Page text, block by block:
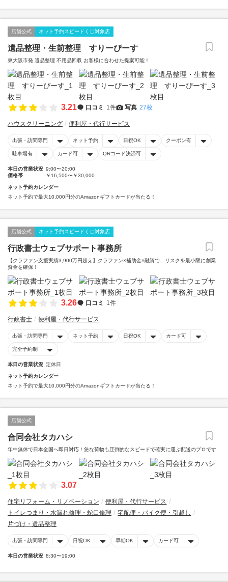
店舗公式 ネット予約スピードくじ対象店
遺品整理・生前整理 すりーぴーす
東大阪市発 遺品整理 不用品回収 お客様に合わせた提案可能！
3.21 口コミ 1件 写真 27枚
ハウスクリーニング 便利屋・代行サービス
出張・訪問専門 ネット予約 日祝OK クーポン有
駐車場有 カード可 QRコード決済可
本日の営業状況 9:00〜20:00
価格帯
￥16,500〜￥30,000
ネット予約カレンダー
ネット予約で最大10,000円分のAmazonギフトカードが当たる！
店舗公式 ネット予約スピードくじ対象店
行政書士ウェブサポート事務所
【クラファン支援実績3,900万円超え】クラファン×補助金×融資で、リスクを最小限に創業
資金を確保！
3.26 口コミ 1件
行政書士 便利屋・代行サービス
出張・訪問専門 ネット予約 日祝OK カード可
完全予約制
本日の営業状況 定休日
ネット予約カレンダー
ネット予約で最大10,000円分のAmazonギフトカードが当たる！
店舗公式
合同会社タカハシ
年中無休で日本全国へ即日対応！急な荷物も圧倒的なスピードで確実に運ぶ配送のプロです
3.07
住宅リフォーム・リノベーション
便利屋・代行サービス
トイレつまり・水漏れ修理・蛇口修理
宅配便・バイク便・引越し
片づけ・遺品整理
出張・訪問専門 日祝OK 早朝OK カード可
本日の営業状況 8:30〜19:00